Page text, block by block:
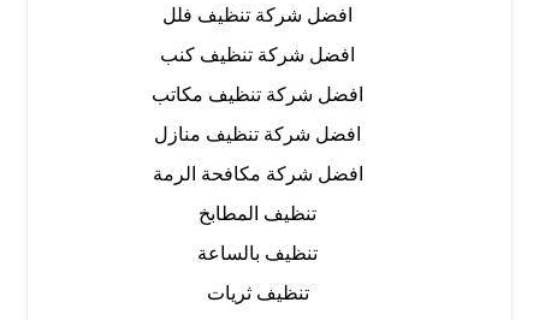
افضل شركة تنظيف فلل
افضل شركة تنظيف كنب
افضل شركة تنظيف مكاتب
افضل شركة تنظيف منازل
افضل شركة مكافحة الرمة
تنظيف المطابخ
تنظيف بالساعة
تنظيف ثريات